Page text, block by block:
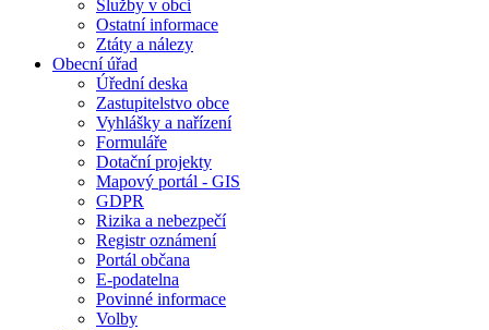
Služby v obci
Ostatní informace
Ztáty a nálezy
Obecní úřad
Úřední deska
Zastupitelstvo obce
Vyhlášky a nařízení
Formuláře
Dotační projekty
Mapový portál - GIS
GDPR
Rizika a nebezpečí
Registr oznámení
Portál občana
E-podatelna
Povinné informace
Volby